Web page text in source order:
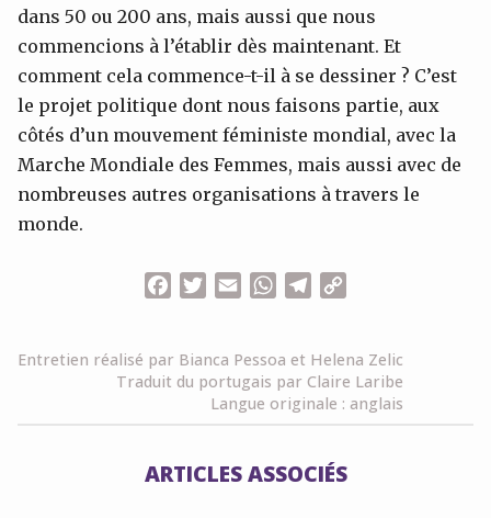
dans 50 ou 200 ans, mais aussi que nous
commencions à l’établir dès maintenant. Et
comment cela commence-t-il à se dessiner ? C’est
le projet politique dont nous faisons partie, aux
côtés d’un mouvement féministe mondial, avec la
Marche Mondiale des Femmes, mais aussi avec de
nombreuses autres organisations à travers le
monde.
FacebookTwitterEmailWhatsApp
Telegram
Entretien réalisé par Bianca Pessoa et Helena Zelic
Traduit du portugais par Claire Laribe
Langue originale : anglais
ARTICLES ASSOCIÉS